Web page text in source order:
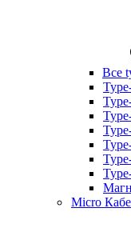
Все
Micro